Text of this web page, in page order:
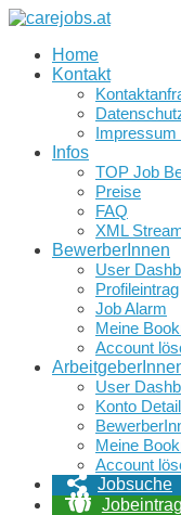
Home
Kontakt
Impressum
Infos
TOP Job
Preise
FAQ
XML
BewerberInnen
User
Profileintrag
Job Alarm
Meine
Account
User
Konto
Meine
Account
Jobsuche
Jobeintrag